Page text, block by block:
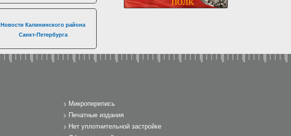
Новости Калининского района
Санкт-Петербурга
Микроперепись
Печатные издания
Нет уплотнительной застройке